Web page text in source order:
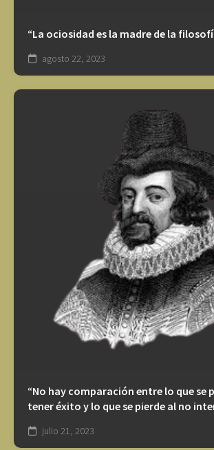
“La ociosidad es la madre de la
agosto 22, 2023
“No hay comparación entre lo que se
tener éxito y lo que se pierde al no
julio 21, 2023